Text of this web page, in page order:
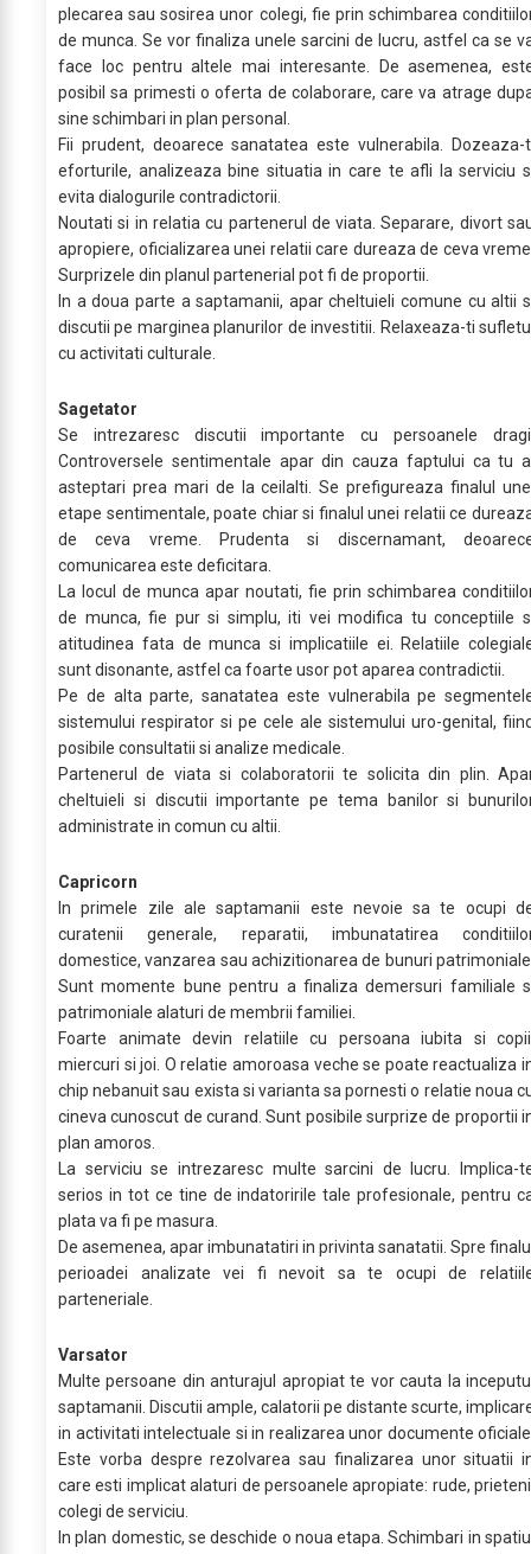
plecarea sau sosirea unor colegi, fie prin schimbarea
de munca. Se vor finaliza unele sarcini de lucru, astfel ca se
face loc pentru altele mai interesante. De asemenea,
posibil sa primesti o oferta de colaborare, care va atrage
sine schimbari in plan personal.
Fii prudent, deoarece sanatatea este vulnerabila. Dozeaza-
eforturile, analizeaza bine situatia in care te afli la serviciu
evita dialogurile contradictorii.
Noutati si in relatia cu partenerul de viata. Separare, divort
apropiere, oficializarea unei relatii care dureaza de ceva
Surprizele din planul partenerial pot fi de proportii.
In a doua parte a saptamanii, apar cheltuieli comune cu altii
discutii pe marginea planurilor de investitii. Relaxeaza-ti
cu activitati culturale.
Sagetator
Se intrezaresc discutii importante cu persoanele
Controversele sentimentale apar din cauza faptului ca tu
asteptari prea mari de la ceilalti. Se prefigureaza finalul
etape sentimentale, poate chiar si finalul unei relatii ce
de ceva vreme. Prudenta si discernamant,
comunicarea este deficitara.
La locul de munca apar noutati, fie prin schimbarea
de munca, fie pur si simplu, iti vei modifica tu conceptiile
atitudinea fata de munca si implicatiile ei. Relatiile
sunt disonante, astfel ca foarte usor pot aparea contradictii.
Pe de alta parte, sanatatea este vulnerabila pe
sistemului respirator si pe cele ale sistemului uro-genital,
posibile consultatii si analize medicale.
Partenerul de viata si colaboratorii te solicita din plin.
cheltuieli si discutii importante pe tema banilor si
administrate in comun cu altii.
Capricorn
In primele zile ale saptamanii este nevoie sa te ocupi
curatenii generale, reparatii, imbunatatirea
domestice, vanzarea sau achizitionarea de bunuri
Sunt momente bune pentru a finaliza demersuri familiale
patrimoniale alaturi de membrii familiei.
Foarte animate devin relatiile cu persoana iubita si
miercuri si joi. O relatie amoroasa veche se poate reactualiza
chip nebanuit sau exista si varianta sa pornesti o relatie noua
cineva cunoscut de curand. Sunt posibile surprize de proportii
plan amoros.
La serviciu se intrezaresc multe sarcini de lucru. Implica-
serios in tot ce tine de indatoririle tale profesionale, pentru
plata va fi pe masura.
De asemenea, apar imbunatatiri in privinta sanatatii. Spre
perioadei analizate vei fi nevoit sa te ocupi de
parteneriale.
Varsator
Multe persoane din anturajul apropiat te vor cauta la
saptamanii. Discutii ample, calatorii pe distante scurte,
in activitati intelectuale si in realizarea unor documente
Este vorba despre rezolvarea sau finalizarea unor situatii
care esti implicat alaturi de persoanele apropiate: rude,
colegi de serviciu.
In plan domestic, se deschide o noua etapa. Schimbari in